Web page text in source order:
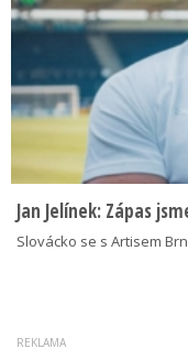
Jan Jelínek: Zápas
Slovácko se s Artisem